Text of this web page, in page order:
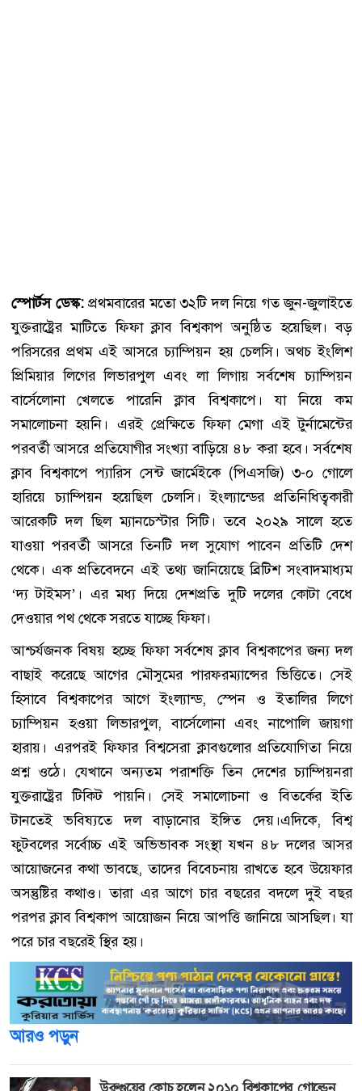
স্পোর্টস ডেস্ক: প্রথমবারের মতো ৩২টি দল নিয়ে গত জুন-জুলাইতে
যুক্তরাষ্ট্রের মাটিতে ফিফা ক্লাব বিশ্বকাপ অনুষ্ঠিত হয়েছিল। বড়
পরিসরের প্রথম এই আসরে চ্যাম্পিয়ন হয় চেলসি। অথচ ইংলিশ
প্রিমিয়ার লিগের লিভারপুল এবং লা লিগায় সর্বশেষ চ্যাম্পিয়ন
বার্সেলোনা খেলতে পারেনি ক্লাব বিশ্বকাপে। যা নিয়ে কম
সমালোচনা হয়নি। এরই প্রেক্ষিতে ফিফা মেগা এই টুর্নামেন্টের
পরবর্তী আসরে প্রতিযোগীর সংখ্যা বাড়িয়ে ৪৮ করা হবে। সর্বশেষ
ক্লাব বিশ্বকাপে প্যারিস সেন্ট জার্মেইকে (পিএসজি) ৩-০ গোলে
হারিয়ে চ্যাম্পিয়ন হয়েছিল চেলসি। ইংল্যান্ডের প্রতিনিধিত্বকারী
আরেকটি দল ছিল ম্যানচেস্টার সিটি। তবে ২০২৯ সালে হতে
যাওয়া পরবর্তী আসরে তিনটি দল সুযোগ পাবেন প্রতিটি দেশ
থেকে। এক প্রতিবেদনে এই তথ্য জানিয়েছে ব্রিটিশ সংবাদমাধ্যম
‘দ্য টাইমস’। এর মধ্য দিয়ে দেশপ্রতি দুটি দলের কোটা বেধে
দেওয়ার পথ থেকে সরতে যাচ্ছে ফিফা।
আশ্চর্যজনক বিষয় হচ্ছে ফিফা সর্বশেষ ক্লাব বিশ্বকাপের জন্য দল
বাছাই করেছে আগের মৌসুমের পারফরম্যান্সের ভিত্তিতে। সেই
হিসাবে বিশ্বকাপের আগে ইংল্যান্ড, স্পেন ও ইতালির লিগে
চ্যাম্পিয়ন হওয়া লিভারপুল, বার্সেলোনা এবং নাপোলি জায়গা
হারায়। এরপরই ফিফার বিশ্বসেরা ক্লাবগুলোর প্রতিযোগিতা নিয়ে
প্রশ্ন ওঠে। যেখানে অন্যতম পরাশক্তি তিন দেশের চ্যাম্পিয়নরা
যুক্তরাষ্ট্রের টিকিট পায়নি। সেই সমালোচনা ও বিতর্কের ইতি
টানতেই ভবিষ্যতে দল বাড়ানোর ইঙ্গিত দেয়।এদিকে, বিশ্ব
ফুটবলের সর্বোচ্চ এই অভিভাবক সংস্থা যখন ৪৮ দলের আসর
আয়োজনের কথা ভাবছে, তাদের বিবেচনায় রাখতে হবে উয়েফার
অসন্তুষ্টির কথাও। তারা এর আগে চার বছরের বদলে দুই বছর
পরপর ক্লাব বিশ্বকাপ আয়োজন নিয়ে আপত্তি জানিয়ে আসছিল। যা
পরে চার বছরেই স্থির হয়।
আরও পড়ুন
উরুগুয়ের কোচ হলেন ২০১০ বিশ্বকাপের গোল্ডেন